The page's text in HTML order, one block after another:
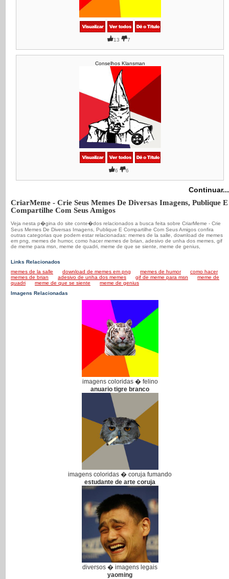
13 7
Conselhos Klansman
6 6
Continuar...
CriarMeme - Crie Seus Memes De Diversas Imagens, Publique E
Compartilhe Com Seus Amigos
Veja nesta p�gina do site conte�dos relacionados a busca feita sobre CriarMeme - Crie
Seus Memes De Diversas Imagens, Publique E Compartilhe Com Seus Amigos confira
outras categorias que podem estar relacionadas: memes de la salle, download de memes
em png, memes de humor, como hacer memes de brian, adesivo de unha dos memes, gif
de meme para msn, meme de quadri, meme de que se siente, meme de genius,
Links Relacionados
memes de la salle
download de memes em png memes de humor
como hacer
memes de brian
adesivo de unha dos memes gif de meme para msn
meme de
quadri
meme de que se siente
meme de genius
Imagens Relacionadas
imagens coloridas � felino
anuario tigre branco
imagens coloridas � coruja fumando
estudante de arte coruja
diversos � imagens legais
yaoming